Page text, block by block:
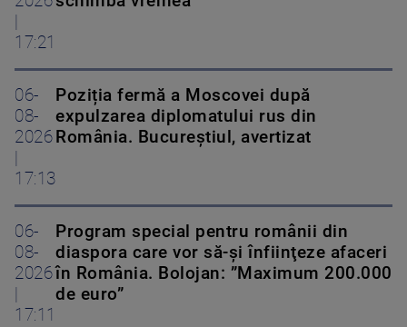
17:21
06-
08-
2026
17:13
Poziția fermă a Moscovei după
expulzarea diplomatului rus din
România. Bucureștiul, avertizat
06-
08-
2026
17:11
Program special pentru românii din
diaspora care vor să-şi înfiinţeze afaceri
în România. Bolojan: ”Maximum 200.000
de euro”